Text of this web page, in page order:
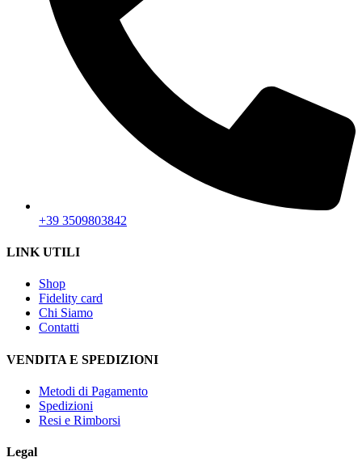
+39 3509803842
LINK UTILI
Shop
Fidelity card
Chi Siamo
Contatti
VENDITA E SPEDIZIONI
Metodi di Pagamento
Spedizioni
Resi e Rimborsi
Legal